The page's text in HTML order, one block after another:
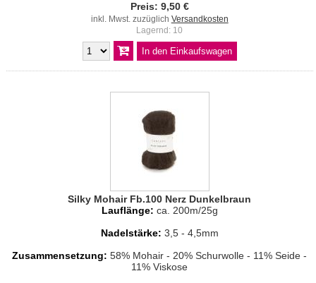
Preis: 9,50 €
inkl. Mwst. zuzüglich Versandkosten
Lagernd: 10
Silky Mohair Fb.100 Nerz Dunkelbraun
Lauflänge: ca. 200m/25g
Nadelstärke: 3,5 - 4,5mm
Zusammensetzung:58% Mohair - 20% Schurwolle - 11% Seide -
11% Viskose